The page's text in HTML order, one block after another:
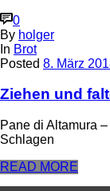
0
By holger
In Brot
Posted 8. März
Ziehen und
Pane di Altamura
Schlagen
READ MORE